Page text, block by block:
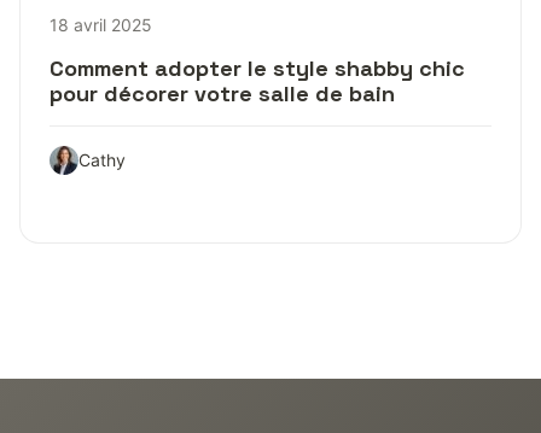
18 avril 2025
Comment adopter le style shabby chic
pour décorer votre salle de bain
Cathy